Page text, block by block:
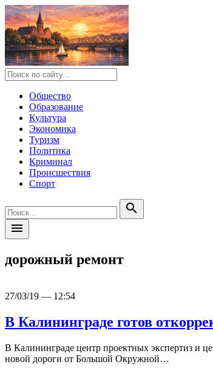
Общество
Образование
Культура
Экономика
Туризм
Политика
Криминал
Происшествия
Спорт
search
menu
дорожный ремонт
27/03/19 — 12:54
В Калининграде готов
В Калининграде центр проектных экспертиз и
новой дороги от Большой Окружной…